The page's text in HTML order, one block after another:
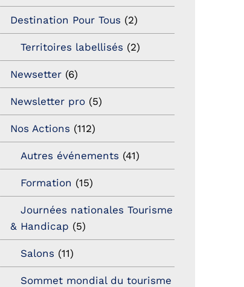
Destination Pour Tous (2)
Territoires labellisés (2)
Newsetter (6)
Newsletter pro (5)
Nos Actions (112)
Autres événements (41)
Formation (15)
Journées nationales Tourisme
& Handicap (5)
Salons (11)
Sommet mondial du tourisme